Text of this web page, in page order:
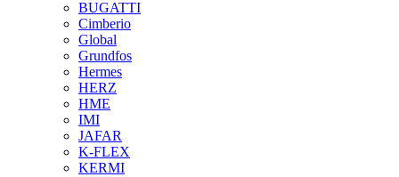
BUGATTI
Cimberio
Global
Grundfos
Hermes
HERZ
HME
IMI
JAFAR
K-FLEX
KERMI